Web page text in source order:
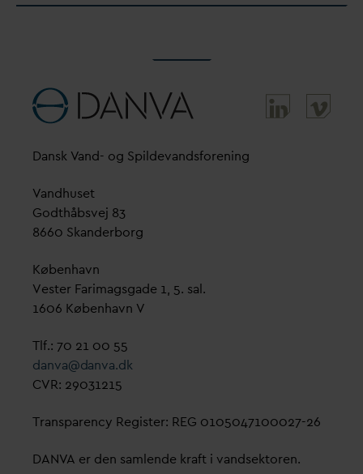
Dansk Vand- og Spildevandsforening
Vandhuset
Godthåbsvej 83
8660 Skanderborg
København
Vester Farimagsgade 1, 5. sal.
1606 København V
Tlf.: 70 21 00 55
danva@danva.dk
CVR: 29031215
Transparency Register: REG 0105047100027-26
DANVA er den samlende kraft i vandsektoren.